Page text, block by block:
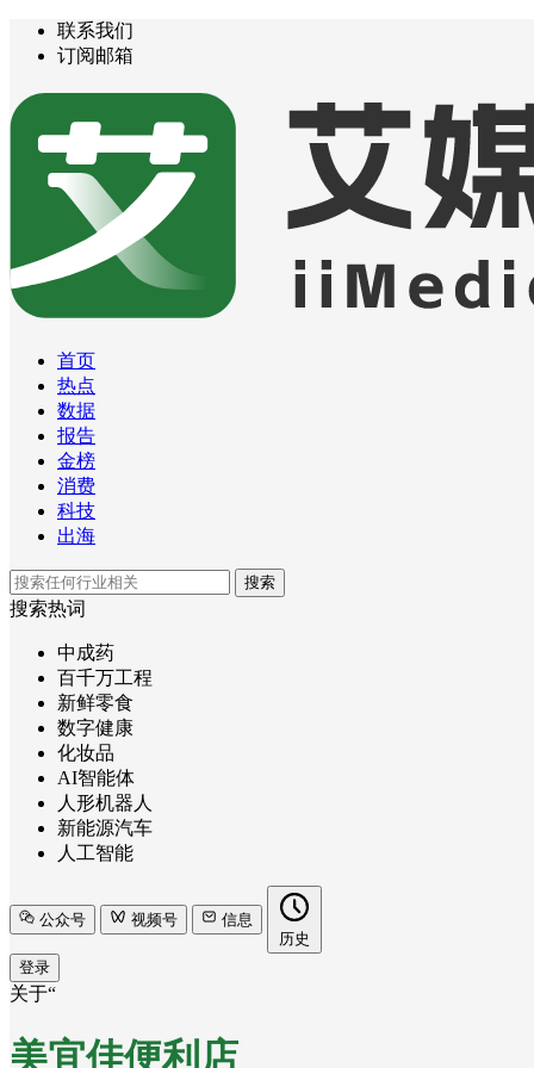
联系我们
订阅邮箱
首页
热点
数据
报告
金榜
消费
科技
出海
搜索
搜索热词
中成药
百千万工程
新鲜零食
数字健康
化妆品
AI智能体
人形机器人
新能源汽车
人工智能
公众号 视频号
信息
历史
登录
关于“
美宜佳便利店